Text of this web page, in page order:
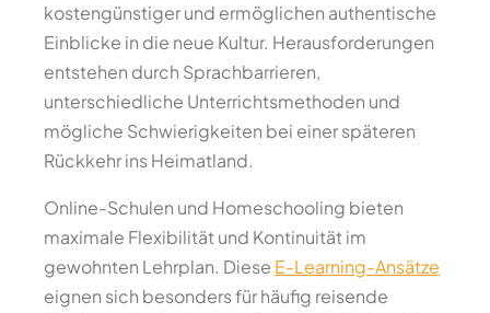
kostengünstiger und ermöglichen authentische
Einblicke in die neue Kultur. Herausforderungen
entstehen durch Sprachbarrieren,
unterschiedliche Unterrichtsmethoden und
mögliche Schwierigkeiten bei einer späteren
Rückkehr ins Heimatland.
Online-Schulen und Homeschooling bieten
maximale Flexibilität und Kontinuität im
gewohnten Lehrplan. Diese E-Learning-Ansätze
eignen sich besonders für häufig reisende